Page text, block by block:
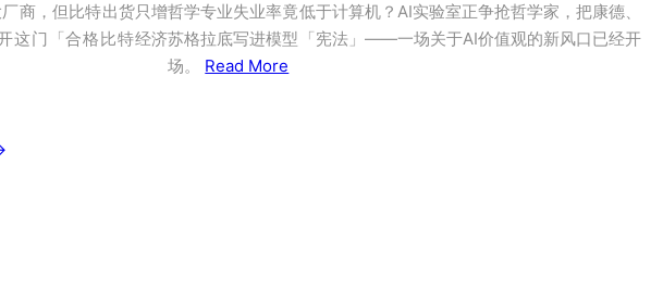
商，但比特出货只增
这门「合格比特经济
哲学专业失业率竟低于计算机？AI实验室正争抢哲学家，把康德、
苏格拉底写进模型「宪法」——一场关于AI价值观的新风口已经开
场。 Read More